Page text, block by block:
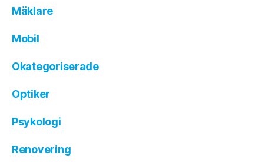
Mäklare
Mobil
Okategoriserade
Optiker
Psykologi
Renovering